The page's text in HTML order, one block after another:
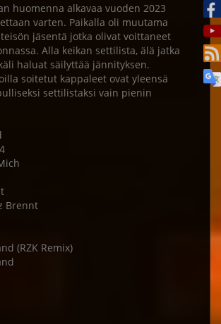
huomenna alkavaa vuoden 2023
varten. Paikalla oli muutama
jäsentä jotka olivat voittaneet
Alla keikan settilista, älä jatka
haluat säilyttää jännityksen.
soitetut kappaleet ovat yleensä
settilistaksi vain pienin
Brennt
(RZK Remix)